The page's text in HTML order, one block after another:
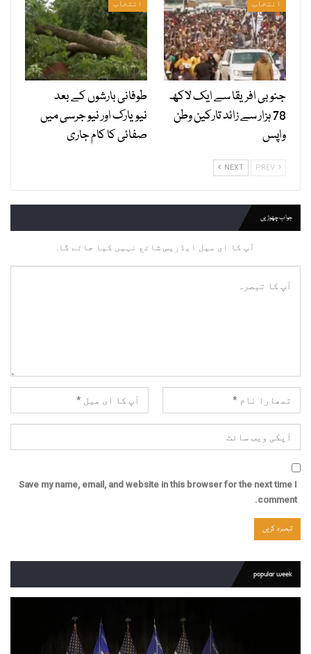
انتخاب
جنوبی افریقا سے ایک لاکھ
78 ہزار سے زائد تارکین وطن
واپس
انتخاب
طوفانی بارشوں کے بعد
نیویارک اور نیو جرسی میں
صفائی کا کام جاری
NEXT
جواب چھوڑیں
آپ کا ای میل ایڈریس شائع نہیں کیا جائے گا.
Save my name, email, and website in this browser for the next time I
comment.
popular week